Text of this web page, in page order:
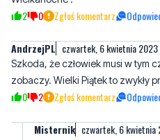
Szkoda, że człowiek musi w tym
0 2 Zgłoś komentarz
Misternik czwartek, 6
Jak co roku Misterium dla
1 1 Zgłoś komentarz